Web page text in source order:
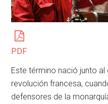
PDF
Este término nació junto
revolución francesa,
defensores de la